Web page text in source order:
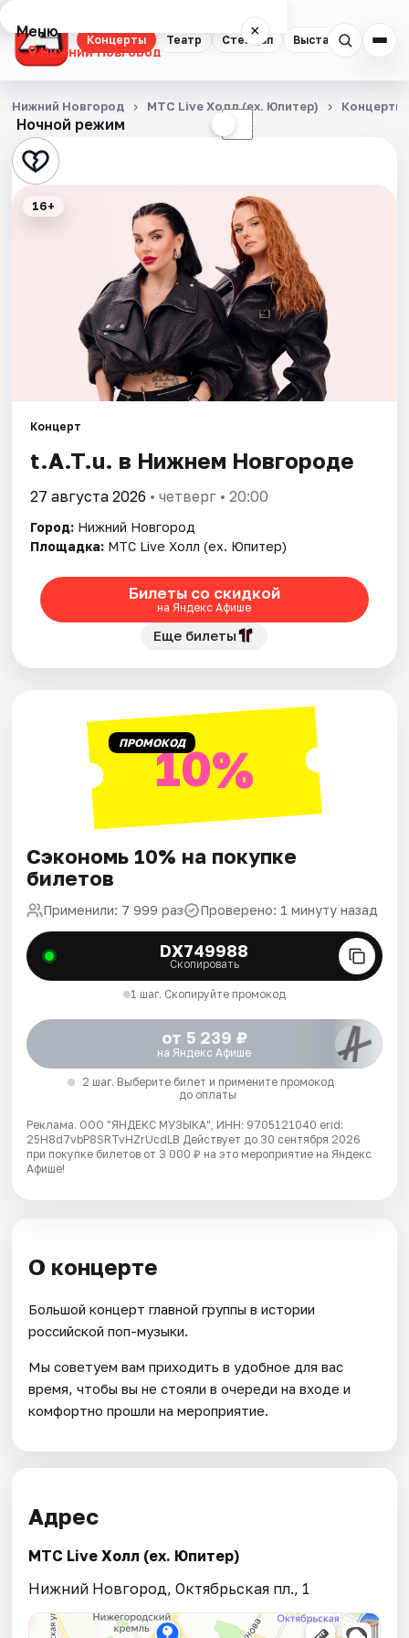
Концерты Театр Стендап Выставки
Меню ×
Нижний Новгород
Концерты
Театр
Стендап
Экскурсии
Города
Площадки
Артисты
Рейтинги
Ночной режим ☾
Нижний Новгород МТС Live Холл (ex. Юпитер) Концерты
16+
Концерт
t.A.T.u. в Нижнем Новгороде
27 августа 2026 • четверг • 20:00
Город: Нижний Новгород
Площадка: МТС Live Холл (ex. Юпитер)
Билеты со скидкой
на Яндекс Афише
Еще билеты
ПРОМОКОД10%
Сэкономь 10% на покупке
билетов
Применили: 7 999 раз Проверено: 1 минуту назад
DX749988
Скопировать
1 шаг. Скопируйте промокод
от 5 239 ₽
на Яндекс Афише
2 шаг. Выберите билет и примените промокод
до оплаты
Реклама. ООО "ЯНДЕКС МУЗЫКА", ИНН: 9705121040 erid:
25H8d7vbP8SRTvHZrUcdLB Действует до 30 сентября 2026
при покупке билетов от 3 000 ₽ на это мероприятие на Яндекс
Афише!
О концерте
Большой концерт главной группы в истории
российской поп-музыки.
Мы советуем вам приходить в удобное для вас
время, чтобы вы не стояли в очереди на входе и
комфортно прошли на мероприятие.
Адрес
МТС Live Холл (ex. Юпитер)
Нижний Новгород, Октябрьская пл., 1